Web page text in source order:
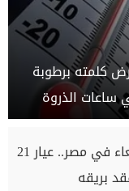
كلمته برطوبة
ساعات الذروة
أسعار الذهب اليوم الأربعاء في مصر.. عيار 21
بريقه